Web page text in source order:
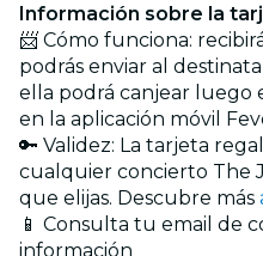
Información sobre la
📨 Cómo funciona:
podrás enviar al
ella podrá canjear luego
en la aplicación móvil
🔑 Validez: La tarjeta
cualquier concierto The
que elijas. Descubre más
📱 Consulta tu email de
información